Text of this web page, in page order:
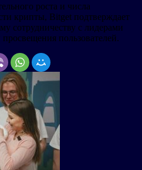
роста и числа
крипты, Bitget подтверждает
сотрудничеству с лидерами
пользователей.